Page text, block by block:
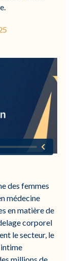
des femmes
médecine
en matière de
corporel
le secteur, le